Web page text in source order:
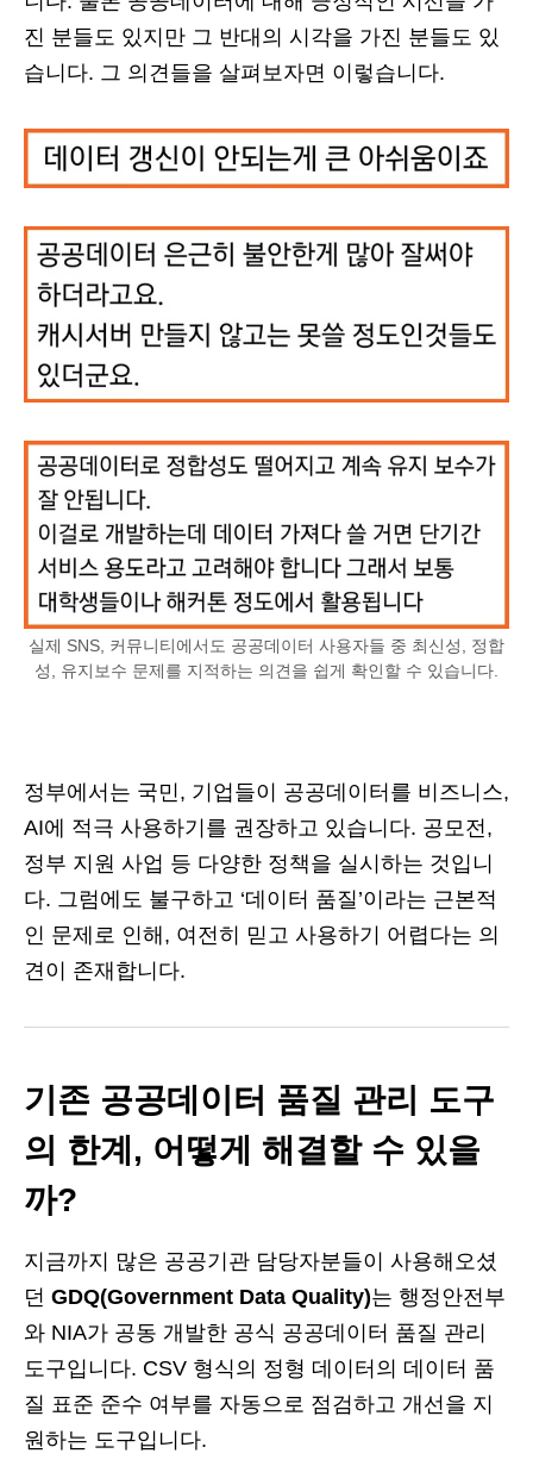
진 분들도 있지만 그 반대의 시각을 가진 분들도 있
습니다. 그 의견들을 살펴보자면 이렇습니다.
실제 SNS, 커뮤니티에서도 공공데이터 사용자들 중 최신성, 정합
성, 유지보수 문제를 지적하는 의견을 쉽게 확인할 수 있습니다.
정부에서는 국민, 기업들이 공공데이터를 비즈니스,
AI에 적극 사용하기를 권장하고 있습니다. 공모전,
정부 지원 사업 등 다양한 정책을 실시하는 것입니
다. 그럼에도 불구하고 ‘데이터 품질’이라는 근본적
인 문제로 인해, 여전히 믿고 사용하기 어렵다는 의
견이 존재합니다.
기존 공공데이터 품질 관리 도구
의 한계, 어떻게 해결할 수 있을
까?
지금까지 많은 공공기관 담당자분들이 사용해오셨
던 GDQ(Government Data Quality)는 행정안전부
와 NIA가 공동 개발한 공식 공공데이터 품질 관리
도구입니다. CSV 형식의 정형 데이터의 데이터 품
질 표준 준수 여부를 자동으로 점검하고 개선을 지
원하는 도구입니다.